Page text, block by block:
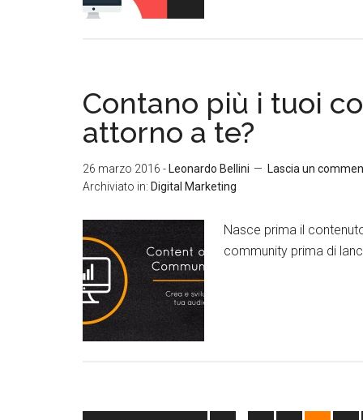
Contano più i tuoi
attorno a te?
26 marzo 2016 - Leonardo Bellini
Lascia un
Archiviato in: Digital Marketing
Nasce prima il
community prima di